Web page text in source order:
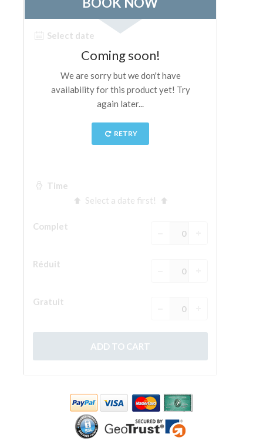
Musée Archéologique
Opificio delle Pietre Dure
Le Musée Galilée
Le Jardin de Boboli
La tour d'Arnolfo
Le Palazzo Vecchio
Réserver
FRANÇAIS